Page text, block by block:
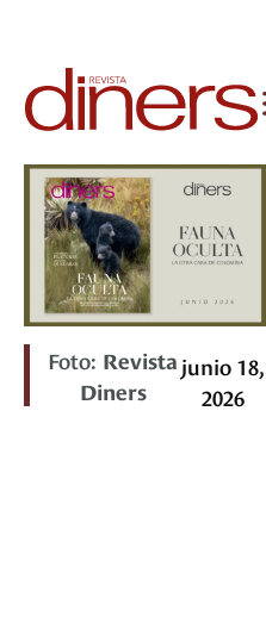
Foto: Revista
Diners
junio 18,
2026